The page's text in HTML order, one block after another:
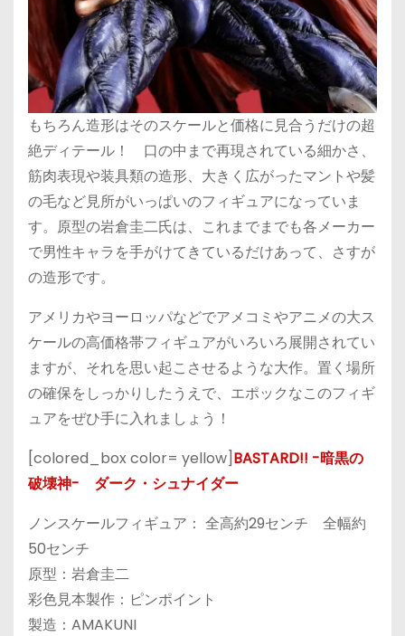
もちろん造形はそのスケールと価格に見合うだけの超
絶ディテール！ 口の中まで再現されている細かさ、
筋肉表現や装具類の造形、大きく広がったマントや髪
の毛など見所がいっぱいのフィギュアになっていま
す。原型の岩倉圭二氏は、これまでまでも各メーカー
で男性キャラを手がけてきているだけあって、さすが
の造形です。
アメリカやヨーロッパなどでアメコミやアニメの大ス
ケールの高価格帯フィギュアがいろいろ展開されてい
ますが、それを思い起こさせるような大作。置く場所
の確保をしっかりしたうえで、エポックなこのフィギ
ュアをぜひ手に入れましょう！
[colored_box color= yellow]BASTARD!! -暗黒の
破壊神- ダーク・シュナイダー
ノンスケールフィギュア： 全高約29センチ 全幅約
50センチ
原型：岩倉圭二
彩色見本製作：ピンポイント
製造：AMAKUNI